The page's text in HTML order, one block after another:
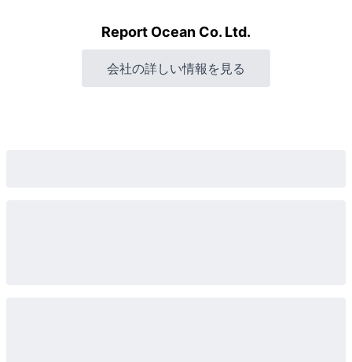
Report Ocean Co. Ltd.
会社の詳しい情報を見る